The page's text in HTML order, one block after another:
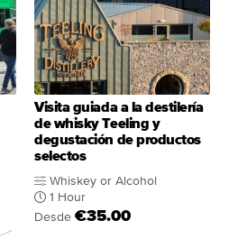
Visita guiada a la destilería
de whisky Teeling y
degustación de productos
selectos
Whiskey or Alcohol
1 Hour
Desde €35.00